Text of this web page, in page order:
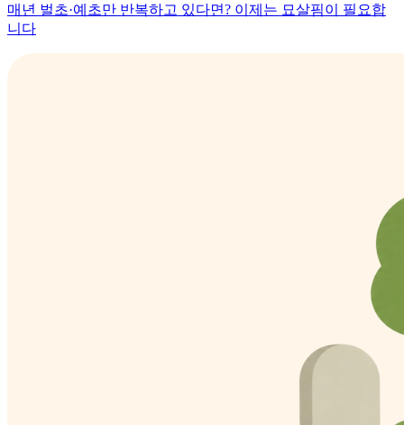
매년 벌초·예초만 반복하고 있다면? 이제는 묘살핌이 필요합
니다